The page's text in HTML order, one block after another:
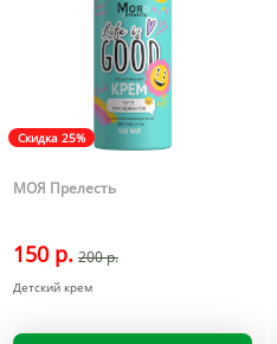
Скидка 25%
МОЯ Прелесть
150 р. 200 р.
Детский крем